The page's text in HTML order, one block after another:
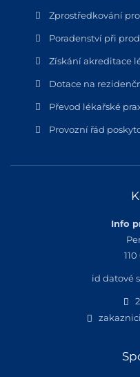
Zprostředkování
Poradenství při
Získání akreditace
Dotace na
Převod lékařské
Provozní řád
Info
id datové